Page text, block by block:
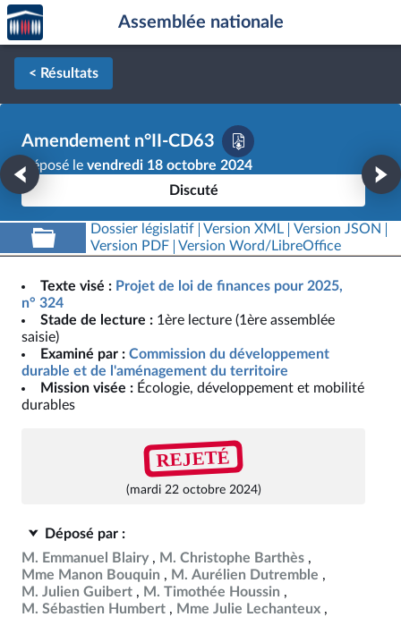
Aller au contenu
Aller en bas de la page
Accèder
à la
page
d'accueil
Assemblée nationale
< Résultats
Amendement n°II-CD63
Déposé le vendredi 18 octobre 2024
Discuté
Dossier législatif Version XML
Version JSON
Version PDF
Version Word/LibreOffice
Texte visé : Projet de loi de finances pour 2025,
n° 324
Stade de lecture : 1ère lecture (1ère assemblée
saisie)
Examiné par : Commission du développement
durable et de l'aménagement du territoire
Mission visée : Écologie, développement et mobilité
durables
REJETÉ
(mardi 22 octobre 2024)
Déposé par :
M. Emmanuel Blairy
M. Christophe Barthès
Mme Manon Bouquin
M. Aurélien Dutremble
M. Julien Guibert
M. Timothée Houssin
M. Sébastien Humbert
Mme Julie Lechanteux